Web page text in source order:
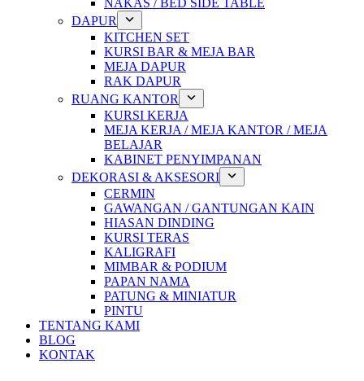
NAKAS / BED SIDE TABLE
DAPUR
KITCHEN SET
KURSI BAR & MEJA BAR
MEJA DAPUR
RAK DAPUR
RUANG KANTOR
KURSI KERJA
MEJA KERJA / MEJA KANTOR / MEJA
BELAJAR
KABINET PENYIMPANAN
DEKORASI & AKSESORI
CERMIN
GAWANGAN / GANTUNGAN KAIN
HIASAN DINDING
KURSI TERAS
KALIGRAFI
MIMBAR & PODIUM
PAPAN NAMA
PATUNG & MINIATUR
PINTU
TENTANG KAMI
BLOG
KONTAK